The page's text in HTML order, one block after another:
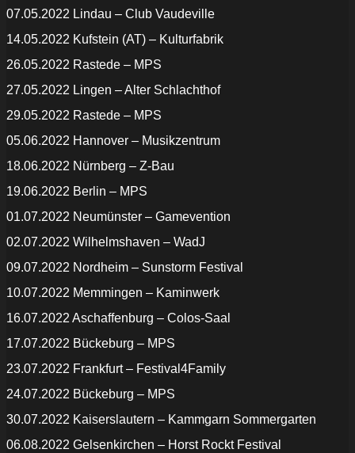
07.05.2022 Lindau – Club Vaudeville
14.05.2022 Kufstein (AT) – Kulturfabrik
26.05.2022 Rastede – MPS
27.05.2022 Lingen – Alter Schlachthof
29.05.2022 Rastede – MPS
05.06.2022 Hannover – Musikzentrum
18.06.2022 Nürnberg – Z-Bau
19.06.2022 Berlin – MPS
01.07.2022 Neumünster – Gamevention
02.07.2022 Wilhelmshaven – WadJ
09.07.2022 Nordheim – Sunstorm Festival
10.07.2022 Memmingen – Kaminwerk
16.07.2022 Aschaffenburg – Colos-Saal
17.07.2022 Bückeburg – MPS
23.07.2022 Frankfurt – Festival4Family
24.07.2022 Bückeburg – MPS
30.07.2022 Kaiserslautern – Kammgarn Sommergarten
06.08.2022 Gelsenkirchen – Horst Rockt Festival